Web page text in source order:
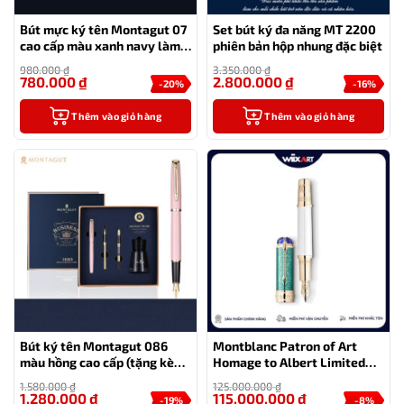
Bút mực ký tên Montagut 07
cao cấp màu xanh navy làm
mực
980.000₫
-20%
780.000₫
Thêm vào giỏ hàng
Set bút ký đa năng MT 2200
phiên bản hộp nhung đặc biệt
3.350.000₫
-16%
2.800.000₫
Thêm vào giỏ hàng
Bút ký tên Montagut 086
màu hồng cao cấp (tặng kèm
1.580.000₫
-19%
1.280.000₫
Montblanc Patron of Art
Homage to Albert Limited
125.000.000₫
-8%
115.000.000₫